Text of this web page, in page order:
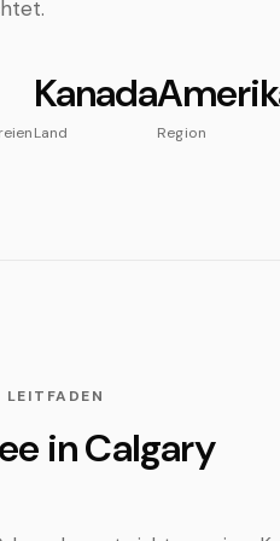
Kanada
Land Region
LEITFADEN
in Calgary